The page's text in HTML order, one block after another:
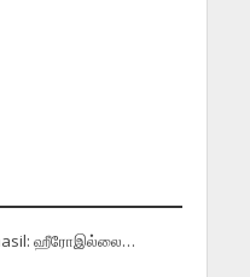
ஹீரோஇல்லை…